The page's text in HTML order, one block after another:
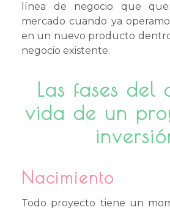
línea de negocio que
mercado cuando ya
en un nuevo producto
negocio existente.
Las fases del
vida de un
Nacimiento
Todo proyecto tiene un